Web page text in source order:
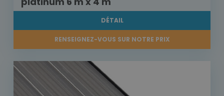
DÉTAIL
RENSEIGNEZ-VOUS SUR NOTRE PRIX